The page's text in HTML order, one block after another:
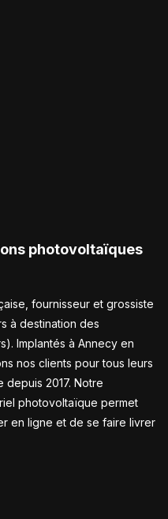
photovoltaïques
fournisseur et grossiste
à destination des
Implantés à Annecy en
nos clients pour tous leurs
depuis 2017. Notre
photovoltaïque permet
en ligne et de se faire livrer